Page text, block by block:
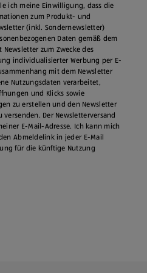
ich meine Einwilligung, dass die
zum Produkt- und
(inkl. Sondernewsletter)
Daten gemäß dem
Newsletter zum Zwecke des
individualisierter Werbung per E-
mit dem Newsletter
Nutzungsdaten verarbeitet,
und Klicks sowie
zu erstellen und den Newsletter
Der Newsletterversand
E-Mail-Adresse. Ich kann mich
Abmeldelink in jeder E‑Mail
für die künftige Nutzung